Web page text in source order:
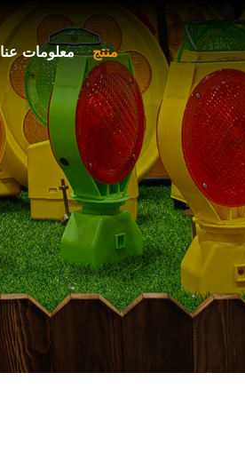
منتج معلومات عنا